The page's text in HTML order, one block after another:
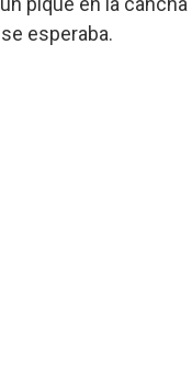
esperaba.